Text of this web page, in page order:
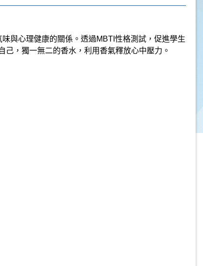
與心理健康的關係。透過MBTI 性格測試，促進學生
，獨一無二的香水，利用香氣釋放心中壓力。